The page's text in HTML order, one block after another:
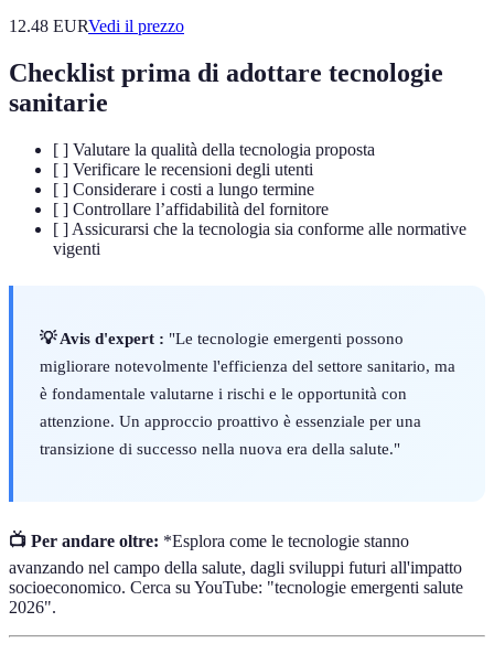
12.48 EURVedi il prezzo
Checklist prima di adottare tecnologie
sanitarie
[ ] Valutare la qualità della tecnologia proposta
[ ] Verificare le recensioni degli utenti
[ ] Considerare i costi a lungo termine
[ ] Controllare l’affidabilità del fornitore
[ ] Assicurarsi che la tecnologia sia conforme alle normative
vigenti
💡 Avis d'expert : "Le tecnologie emergenti possono
migliorare notevolmente l'efficienza del settore sanitario, ma
è fondamentale valutarne i rischi e le opportunità con
attenzione. Un approccio proattivo è essenziale per una
transizione di successo nella nuova era della salute."
📺 Per andare oltre: *Esplora come le tecnologie stanno
avanzando nel campo della salute, dagli sviluppi futuri all'impatto
socioeconomico. Cerca su YouTube: "tecnologie emergenti salute
2026".